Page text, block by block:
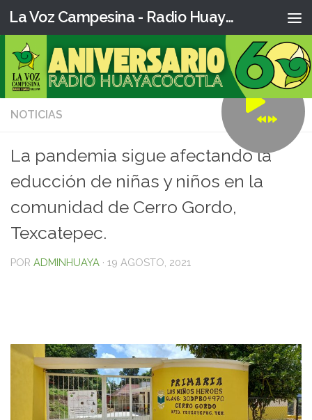
La Voz Campesina - Radio Huaya
NOTICIAS
La pandemia sigue afectando la
educción de niñas y niños en la
comunidad de Cerro Gordo,
Texcatepec.
POR ADMINHUAYA · 19 AGOSTO, 2021